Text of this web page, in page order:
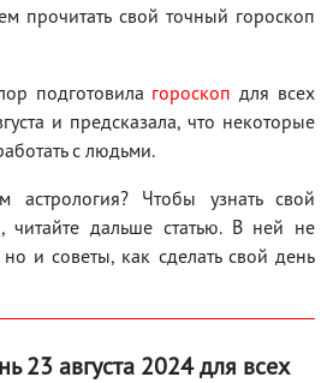
прочитать свой точный гороскоп
подготовила гороскоп для всех
и предсказала, что некоторые
с людьми.
астрология? Чтобы узнать свой
читайте дальше статью. В ней не
и советы, как сделать свой день
23 августа 2024 для всех